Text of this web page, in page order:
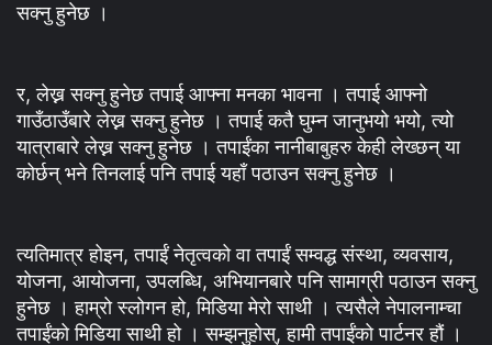
सक्नु हुनेछ ।
र, लेख्न सक्नु हुनेछ तपाई आफ्ना मनका भावना । तपाई आफ्नो
गाउँठाउँबारे लेख्न सक्नु हुनेछ । तपाई कतै घुम्न जानुभयो भयो, त्यो
यात्राबारे लेख्न सक्नु हुनेछ । तपाईंका नानीबाबुहरु केही लेख्छन् या
कोर्छन् भने तिनलाई पनि तपाई यहाँ पठाउन सक्नु हुनेछ ।
त्यतिमात्र होइन, तपाईं नेतृत्वको वा तपाईं सम्वद्ध संस्था, व्यवसाय,
योजना, आयोजना, उपलब्धि, अभियानबारे पनि सामाग्री पठाउन सक्नु
हुनेछ । हाम्रो स्लोगन हो, मिडिया मेरो साथी । त्यसैले नेपालनाम्चा
तपाईंको मिडिया साथी हो । सम्झनुहोस्, हामी तपाईंको पार्टनर हौं ।